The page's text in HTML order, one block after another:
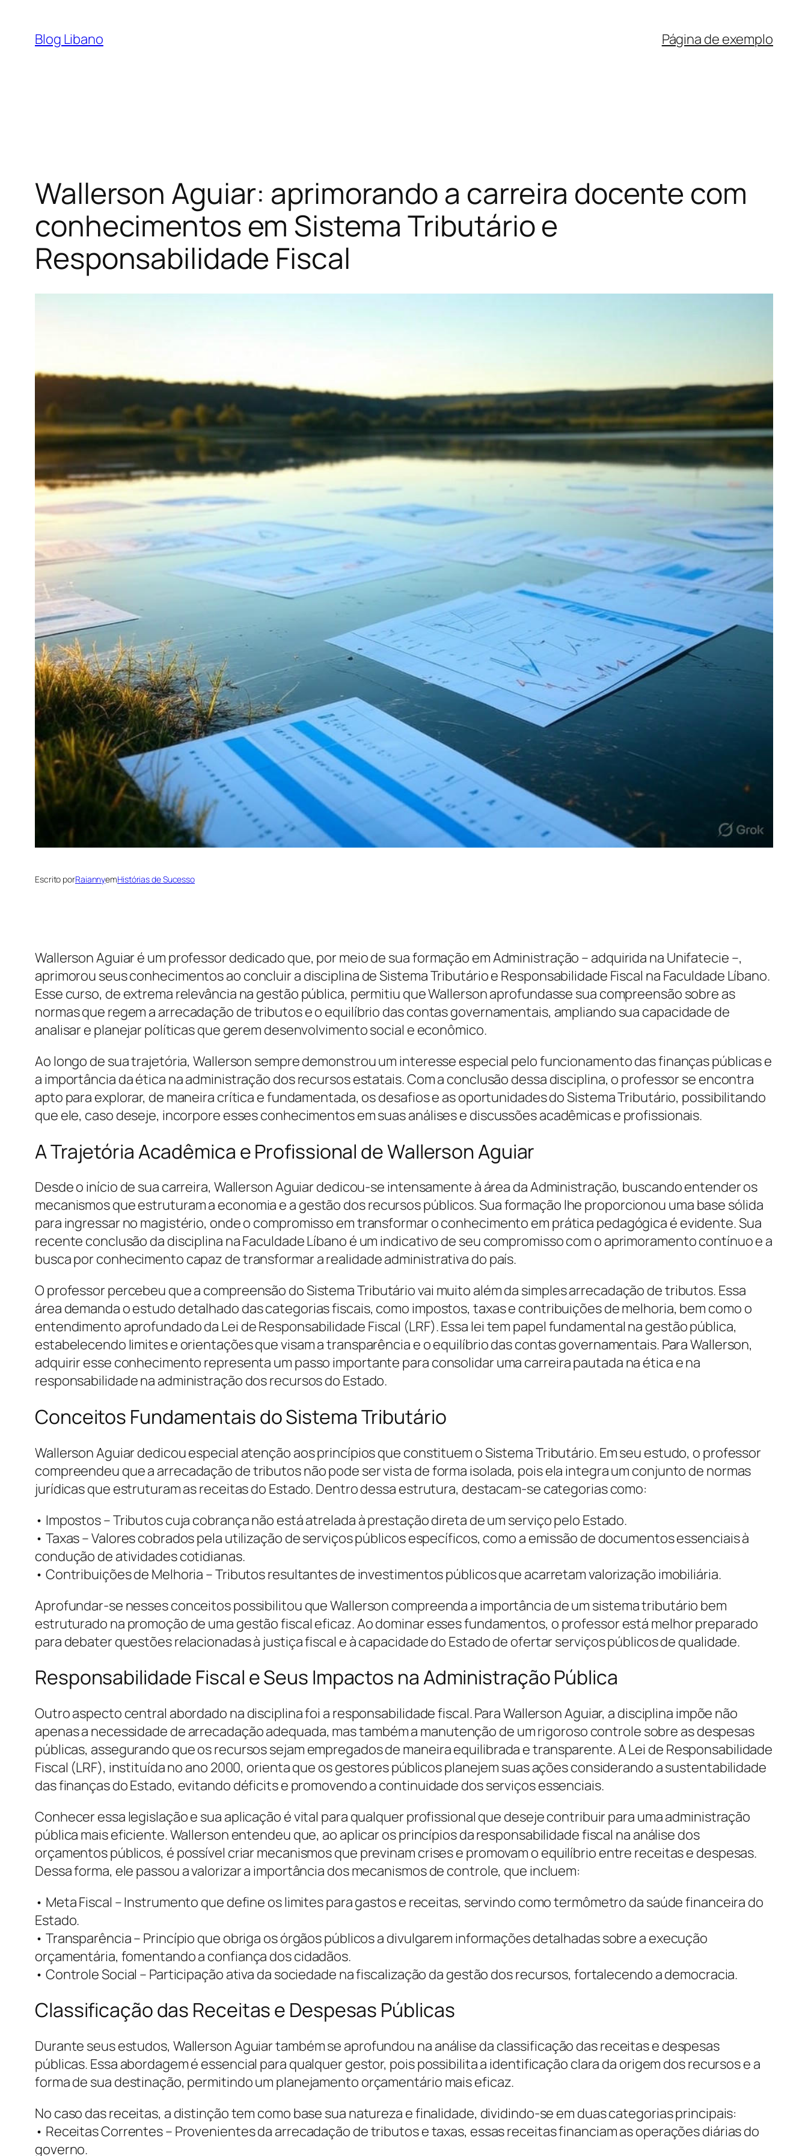
Blog Libano Página de exemplo
Wallerson Aguiar: aprimorando a carreira docente com
conhecimentos em Sistema Tributário e
Responsabilidade Fiscal
Escrito porRaiannyemHistórias de Sucesso
Wallerson Aguiar é um professor dedicado que, por meio de sua formação em Administração – adquirida na Unifatecie –,
aprimorou seus conhecimentos ao concluir a disciplina de Sistema Tributário e Responsabilidade Fiscal na Faculdade Líbano.
Esse curso, de extrema relevância na gestão pública, permitiu que Wallerson aprofundasse sua compreensão sobre as
normas que regem a arrecadação de tributos e o equilíbrio das contas governamentais, ampliando sua capacidade de
analisar e planejar políticas que gerem desenvolvimento social e econômico.
Ao longo de sua trajetória, Wallerson sempre demonstrou um interesse especial pelo funcionamento das finanças públicas e
a importância da ética na administração dos recursos estatais. Com a conclusão dessa disciplina, o professor se encontra
apto para explorar, de maneira crítica e fundamentada, os desafios e as oportunidades do Sistema Tributário, possibilitando
que ele, caso deseje, incorpore esses conhecimentos em suas análises e discussões acadêmicas e profissionais.
A Trajetória Acadêmica e Profissional de Wallerson Aguiar
Desde o início de sua carreira, Wallerson Aguiar dedicou-se intensamente à área da Administração, buscando entender os
mecanismos que estruturam a economia e a gestão dos recursos públicos. Sua formação lhe proporcionou uma base sólida
para ingressar no magistério, onde o compromisso em transformar o conhecimento em prática pedagógica é evidente. Sua
recente conclusão da disciplina na Faculdade Líbano é um indicativo de seu compromisso com o aprimoramento contínuo e a
busca por conhecimento capaz de transformar a realidade administrativa do país.
O professor percebeu que a compreensão do Sistema Tributário vai muito além da simples arrecadação de tributos. Essa
área demanda o estudo detalhado das categorias fiscais, como impostos, taxas e contribuições de melhoria, bem como o
entendimento aprofundado da Lei de Responsabilidade Fiscal (LRF). Essa lei tem papel fundamental na gestão pública,
estabelecendo limites e orientações que visam a transparência e o equilíbrio das contas governamentais. Para Wallerson,
adquirir esse conhecimento representa um passo importante para consolidar uma carreira pautada na ética e na
responsabilidade na administração dos recursos do Estado.
Conceitos Fundamentais do Sistema Tributário
Wallerson Aguiar dedicou especial atenção aos princípios que constituem o Sistema Tributário. Em seu estudo, o professor
compreendeu que a arrecadação de tributos não pode ser vista de forma isolada, pois ela integra um conjunto de normas
jurídicas que estruturam as receitas do Estado. Dentro dessa estrutura, destacam-se categorias como:
• Impostos – Tributos cuja cobrança não está atrelada à prestação direta de um serviço pelo Estado.
• Taxas – Valores cobrados pela utilização de serviços públicos específicos, como a emissão de documentos essenciais à
condução de atividades cotidianas.
• Contribuições de Melhoria – Tributos resultantes de investimentos públicos que acarretam valorização imobiliária.
Aprofundar-se nesses conceitos possibilitou que Wallerson compreenda a importância de um sistema tributário bem
estruturado na promoção de uma gestão fiscal eficaz. Ao dominar esses fundamentos, o professor está melhor preparado
para debater questões relacionadas à justiça fiscal e à capacidade do Estado de ofertar serviços públicos de qualidade.
Responsabilidade Fiscal e Seus Impactos na Administração Pública
Outro aspecto central abordado na disciplina foi a responsabilidade fiscal. Para Wallerson Aguiar, a disciplina impõe não
apenas a necessidade de arrecadação adequada, mas também a manutenção de um rigoroso controle sobre as despesas
públicas, assegurando que os recursos sejam empregados de maneira equilibrada e transparente. A Lei de Responsabilidade
Fiscal (LRF), instituída no ano 2000, orienta que os gestores públicos planejem suas ações considerando a sustentabilidade
das finanças do Estado, evitando déficits e promovendo a continuidade dos serviços essenciais.
Conhecer essa legislação e sua aplicação é vital para qualquer profissional que deseje contribuir para uma administração
pública mais eficiente. Wallerson entendeu que, ao aplicar os princípios da responsabilidade fiscal na análise dos
orçamentos públicos, é possível criar mecanismos que previnam crises e promovam o equilíbrio entre receitas e despesas.
Dessa forma, ele passou a valorizar a importância dos mecanismos de controle, que incluem:
• Meta Fiscal – Instrumento que define os limites para gastos e receitas, servindo como termômetro da saúde financeira do
Estado.
• Transparência – Princípio que obriga os órgãos públicos a divulgarem informações detalhadas sobre a execução
orçamentária, fomentando a confiança dos cidadãos.
• Controle Social – Participação ativa da sociedade na fiscalização da gestão dos recursos, fortalecendo a democracia.
Classificação das Receitas e Despesas Públicas
Durante seus estudos, Wallerson Aguiar também se aprofundou na análise da classificação das receitas e despesas
públicas. Essa abordagem é essencial para qualquer gestor, pois possibilita a identificação clara da origem dos recursos e a
forma de sua destinação, permitindo um planejamento orçamentário mais eficaz.
No caso das receitas, a distinção tem como base sua natureza e finalidade, dividindo-se em duas categorias principais:
• Receitas Correntes – Provenientes da arrecadação de tributos e taxas, essas receitas financiam as operações diárias do
governo.